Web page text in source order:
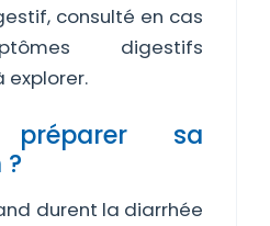
consulté en cas
digestifs
explorer.
préparer sa
durent la diarrhée